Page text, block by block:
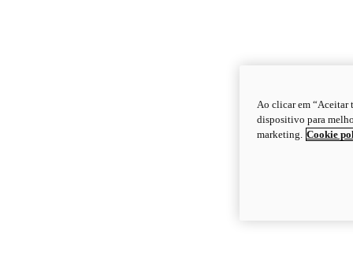
Ao clicar em “Aceitar
dispositivo para
marketing. Cookie